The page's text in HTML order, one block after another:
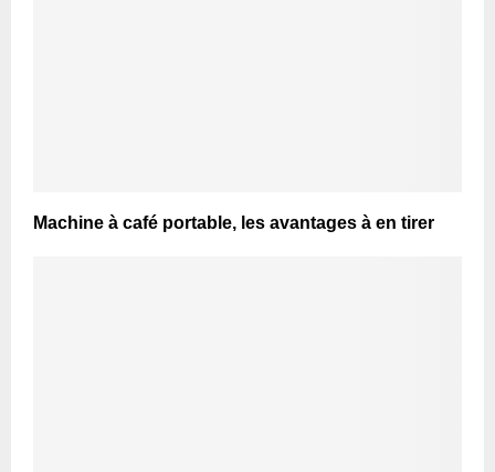
Machine à café portable, les avantages à en tirer